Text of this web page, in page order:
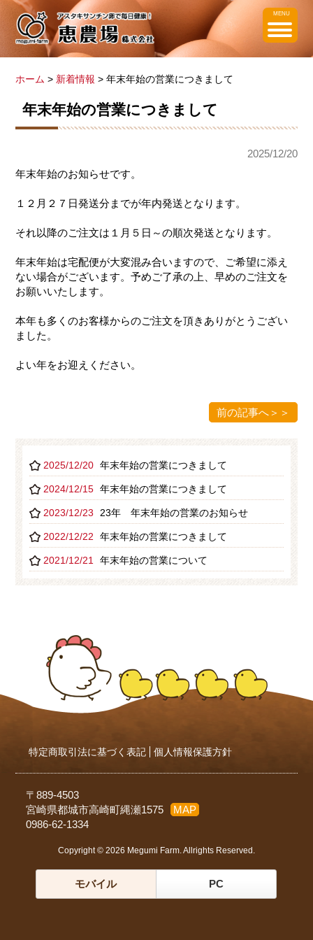
MENU
ホーム > 新着情報 > 年末年始の営業につきまして
年末年始の営業につきまして
2025/12/20
年末年始のお知らせです。
１２月２７日発送分までが年内発送となります。
それ以降のご注文は１月５日～の順次発送となります。
年末年始は宅配便が大変混み合いますので、ご希望に添え
ない場合がございます。予めご了承の上、早めのご注文を
お願いいたします。
本年も多くのお客様からのご注文を頂きありがとうござい
ました。
よい年をお迎えください。
前の記事へ＞＞
2025/12/20 年末年始の営業につきまして
2024/12/15 年末年始の営業につきまして
2023/12/23 23年 年末年始の営業のお知らせ
2022/12/22 年末年始の営業につきまして
2021/12/21 年末年始の営業について
特定商取引法に基づく表記 個人情報保護方針
〒889-4503
宮崎県都城市高崎町縄瀬1575
MAP
0986-62-1334
Copyright © 2026 Megumi Farm. Allrights Reserved.
モバイル PC